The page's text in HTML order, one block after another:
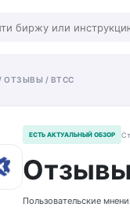
ОТЗЫВЫ / BTCC
ЕСТЬ АКТУАЛЬНЫЙ ОБЗОР
Пользовательские